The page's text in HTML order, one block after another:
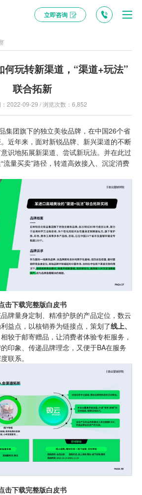
立即咨询
何玩转新渠道，“渠道+玩法”
联合拓新
2022-09-29 / 浏览次数：6,852
集团旗下的独立美妆品牌，在中国26个省
近年来，面对新锐品牌、新兴渠道的不断
识地拓展新渠道、尝试新玩法。并在此过
流量买卖”路径，转道高效接入、沉淀消费
击下载完整版白皮书
牌量身定制、精准护肤的产品定位，数云
益点，以核销券为链接点，策划了线上、
较于邮寄赠品，让消费者体验专柜服务，
印象、传递品牌理念，又便于BA在服务
联系。
击下载完整版白皮书